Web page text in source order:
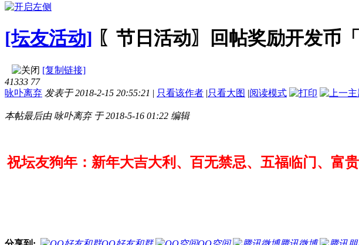
[坛友活动] 〖节日活动〗回帖奖励开发币
[复制链接]
41333 77
咏卟离弃 发表于 2018-2-15 20:55:21 | 只看该作者 |只看大图 |阅读模式
本帖最后由 咏卟离弃 于 2018-5-16 01:22 编辑
祝坛友狗年：新年大吉大利、百无禁忌、五福临门、富